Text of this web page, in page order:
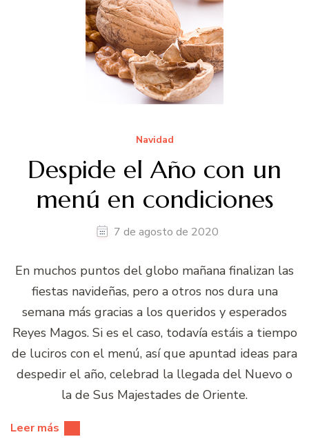
Navidad
Despide el Año con un
menú en condiciones
7 de agosto de 2020
En muchos puntos del globo mañana finalizan las
fiestas navideñas, pero a otros nos dura una
semana más gracias a los queridos y esperados
Reyes Magos. Si es el caso, todavía estáis a tiempo
de luciros con el menú, así que apuntad ideas para
despedir el año, celebrad la llegada del Nuevo o
la de Sus Majestades de Oriente.
Leer más